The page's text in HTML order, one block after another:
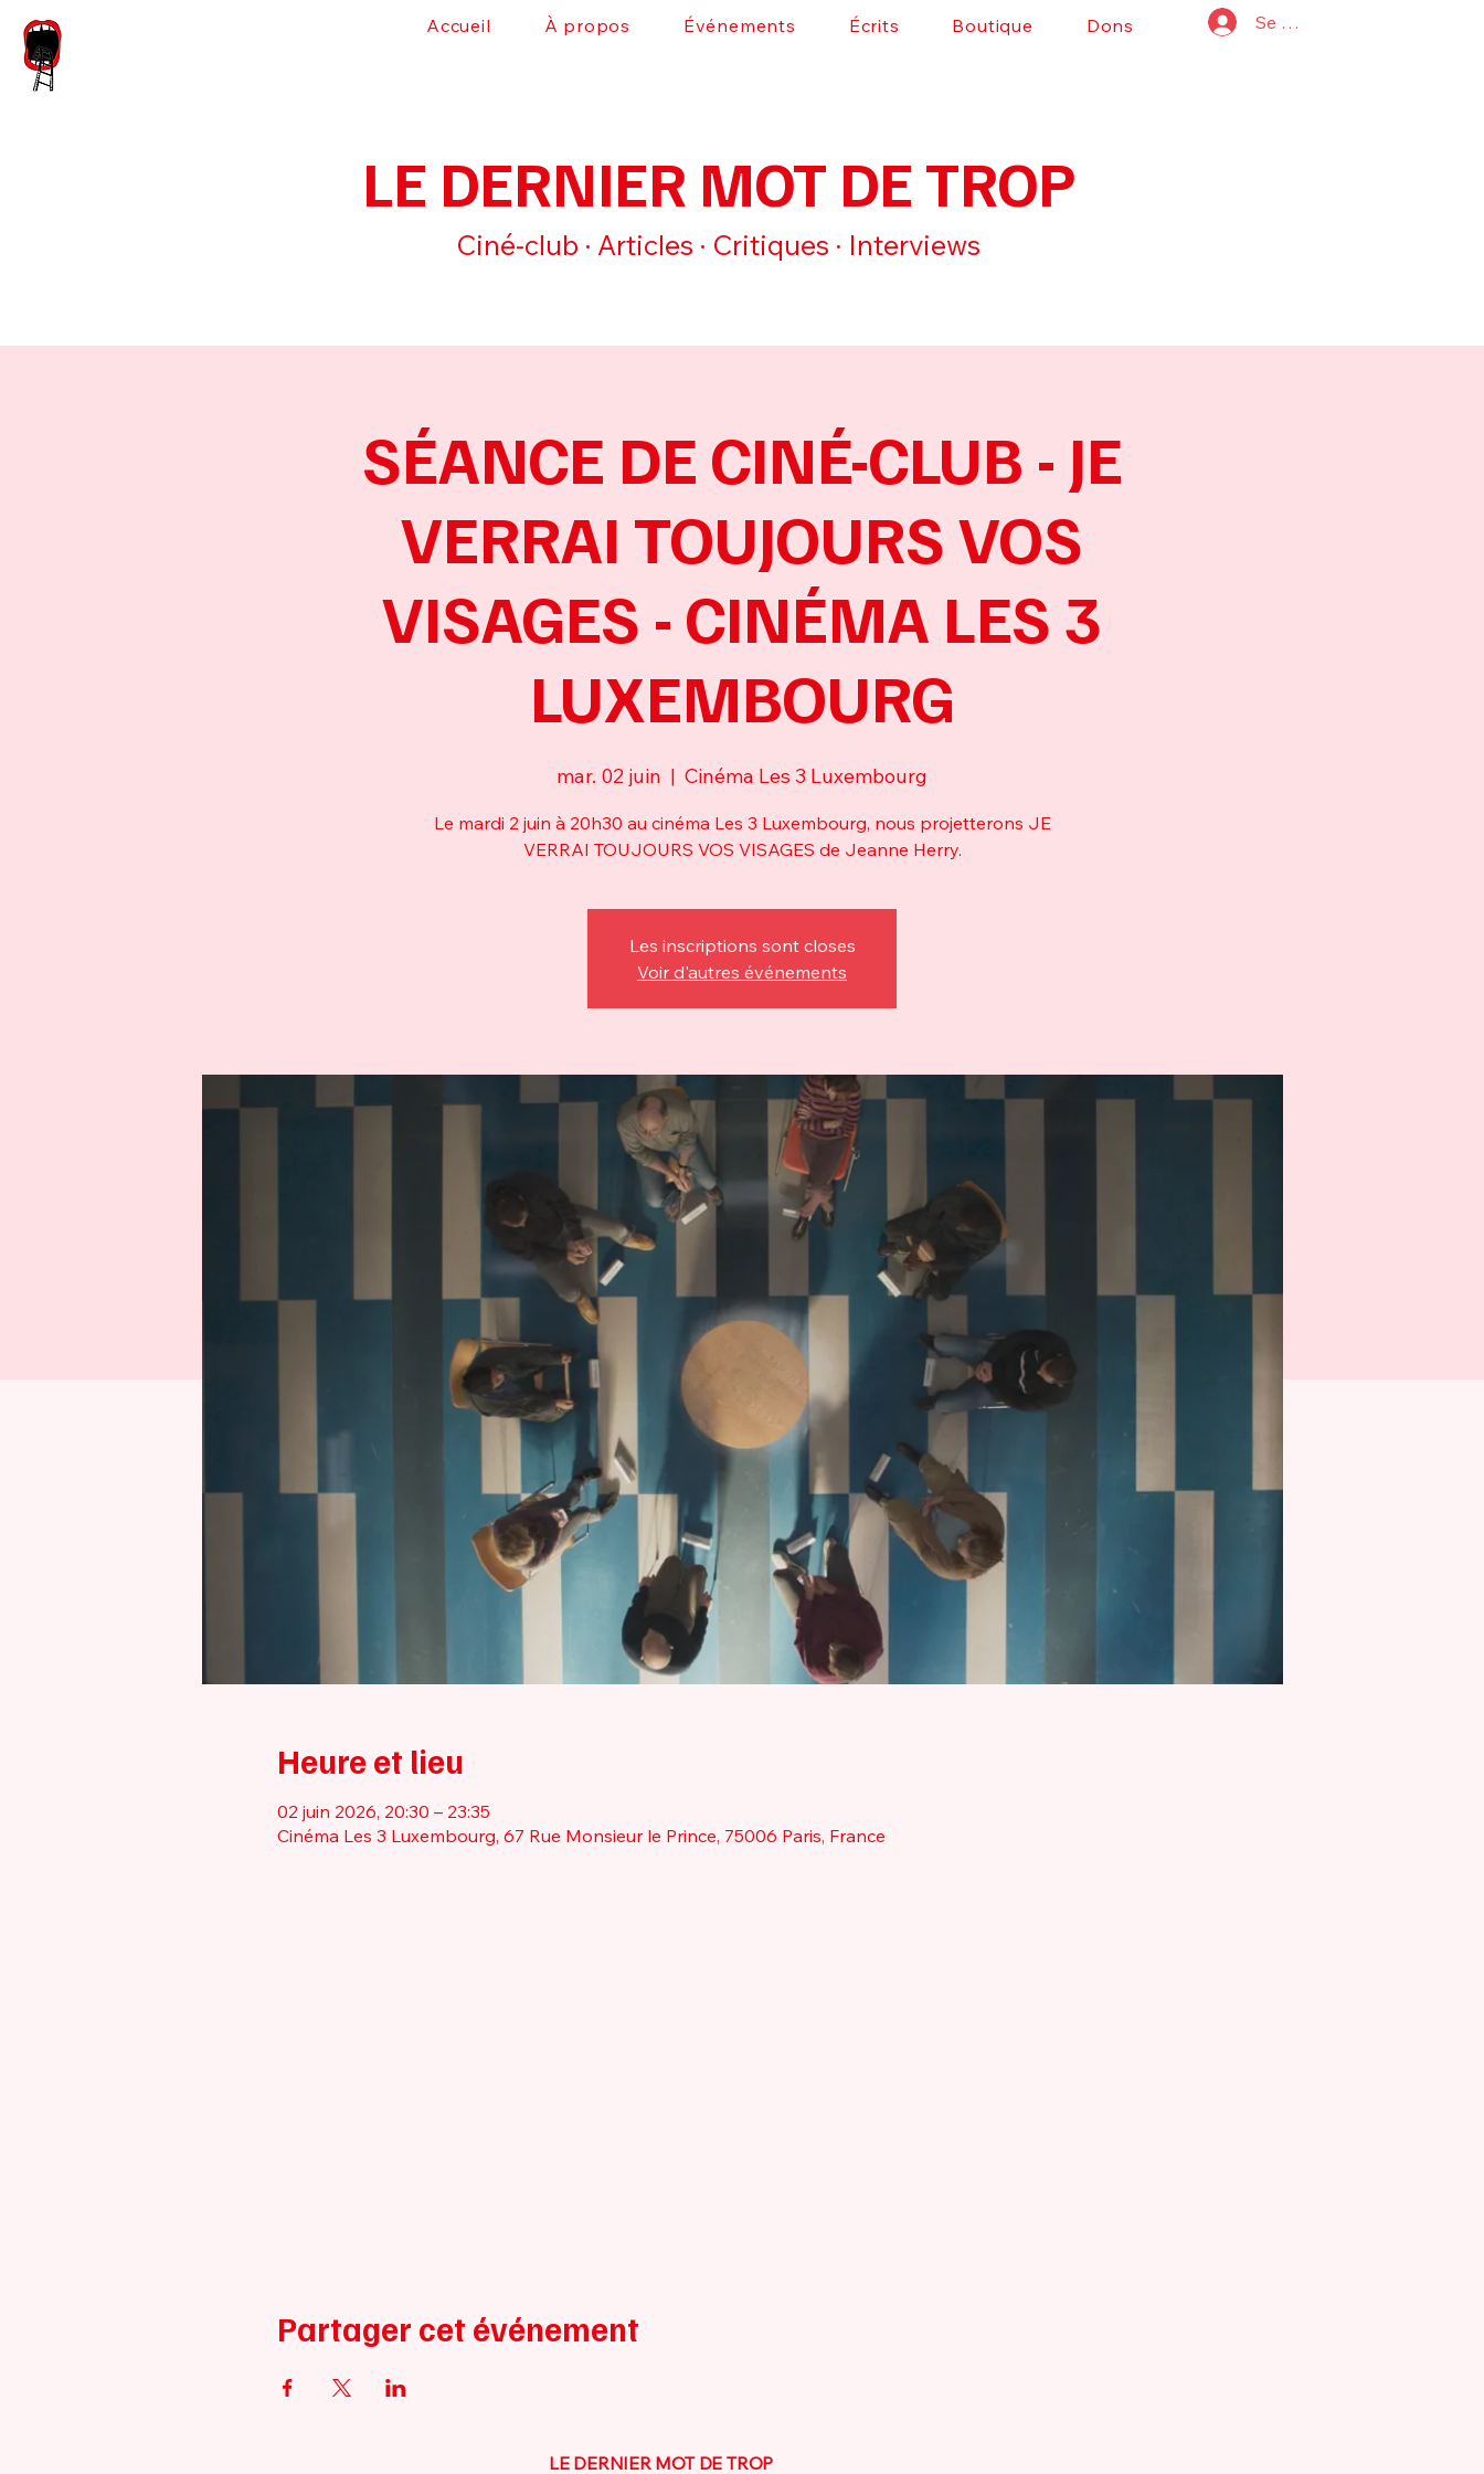
Accueil À propos Événements Écrits Boutique Dons Se connecter
LE DERNIER MOT DE TROP
Ciné-club · Articles · Critiques · Interviews
SÉANCE DE CINÉ-CLUB - JE
VERRAI TOUJOURS VOS
VISAGES - CINÉMA LES 3
LUXEMBOURG
mar. 02 juin
  |
Cinéma Les 3 Luxembourg
Le mardi 2 juin à 20h30 au cinéma Les 3 Luxembourg, nous projetterons JE
VERRAI TOUJOURS VOS VISAGES de Jeanne Herry.
Les inscriptions sont closes
Voir d'autres événements
Heure et lieu
02 juin 2026, 20:30 – 23:35
Cinéma Les 3 Luxembourg, 67 Rue Monsieur le Prince, 75006 Paris, France
Partager cet événement
LE DERNIER MOT DE TROP